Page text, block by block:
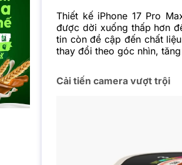
Thiết kế iPhone 17 Pro
được dời xuống thấp hơn
tin còn đề cập đến chất
thay đổi theo góc nhìn,
Cải tiến camera vượt trội